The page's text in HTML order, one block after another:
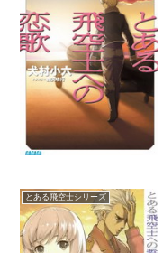
とある飛空士シリーズ